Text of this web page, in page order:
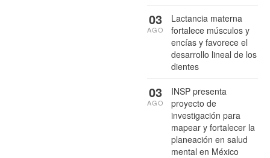
Lactancia materna
fortalece músculos y
encías y favorece el
desarrollo lineal de los
dientes
03
AGO
INSP presenta
proyecto de
investigación para
mapear y fortalecer la
planeación en salud
mental en México
03
AGO